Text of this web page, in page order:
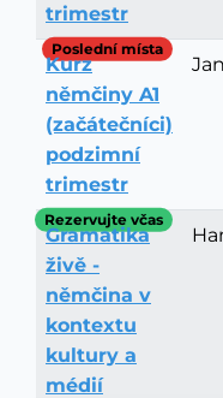
trimestr
Poslední místa
Kurz
němčiny A1
(začátečníci)
podzimní
trimestr
Rezervujte včas
Gramatika
živě -
němčina v
kontextu
kultury a
médií